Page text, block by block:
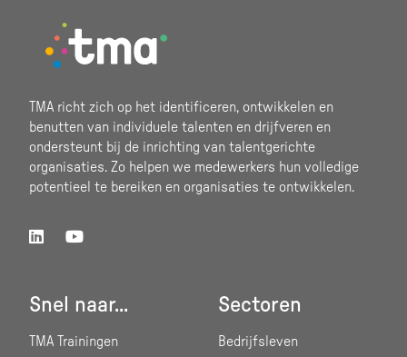
Footer
TMA richt zich op het identificeren, ontwikkelen en
benutten van individuele talenten en drijfveren en
ondersteunt bij de inrichting van talentgerichte
organisaties. Zo helpen we medewerkers hun volledige
potentieel te bereiken en organisaties te ontwikkelen.
Snel naar...
TMA Trainingen
Sectoren
Bedrijfsleven